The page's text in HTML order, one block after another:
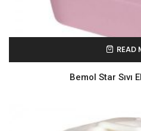
READ
Bemol Star Sıvı